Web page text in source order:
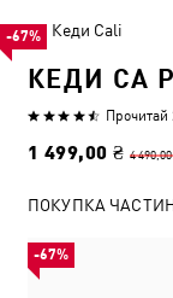
Кеди Cali
КЕДИ CA
Прочитай
1 499,00 ₴ 4
-67%
ПОКУПКА
-67%